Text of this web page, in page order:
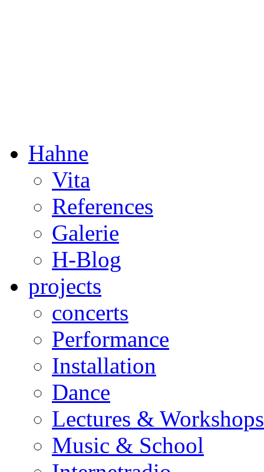
Hahne
Vita
References
Galerie
H-Blog
projects
concerts
Performance
Installation
Dance
Lectures & Workshops
Music & School